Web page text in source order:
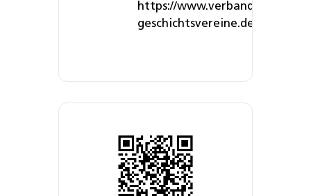
https://www.verband-
geschichtsvereine.de/nc/